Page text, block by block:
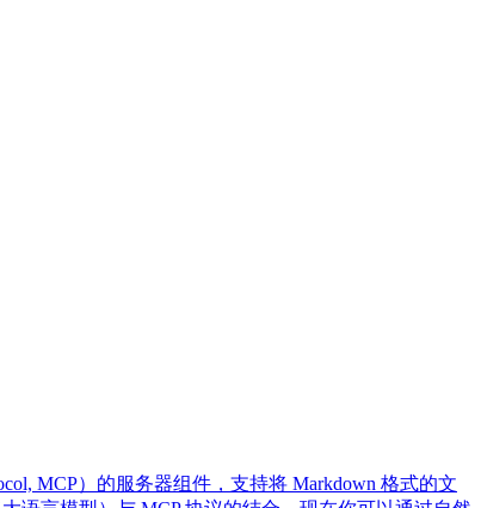
MCP）的服务器组件，支持将 Markdown 格式的文